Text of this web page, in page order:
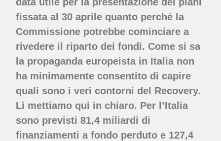
fissata al 30 aprile quanto perché la
Commissione potrebbe cominciare a
rivedere il riparto dei fondi. Come si sa
la propaganda europeista in Italia non
ha minimamente consentito di capire
quali sono i veri contorni del Recovery.
Li mettiamo qui in chiaro. Per l’Italia
sono previsti 81,4 miliardi di
finanziamenti a fondo perduto e 127,4